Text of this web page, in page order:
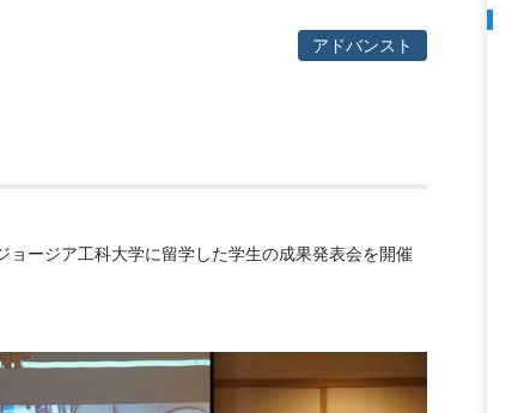
アドバンスト
ョージア工科大学に留学した学生の成果発表会を開催